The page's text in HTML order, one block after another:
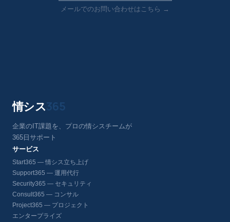
メールでのお問い合わせはこちら →
情シス365
企業のIT課題を、プロの情シスチームが
365日サポート
サービス
Start365 — 情シス立ち上げ
Support365 — 運用代行
Security365 — セキュリティ
Consult365 — コンサル
Project365 — プロジェクト
エンタープライズ